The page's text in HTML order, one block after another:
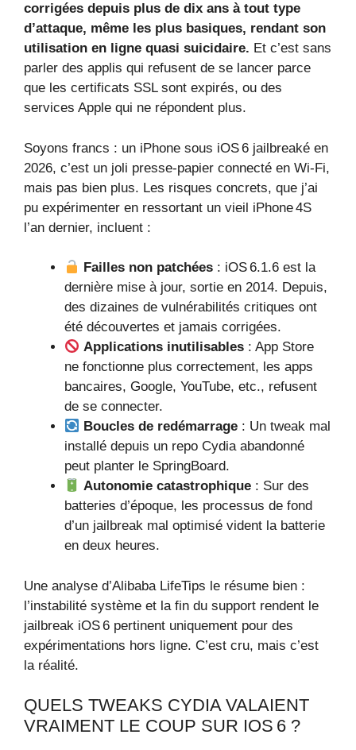
corrigées depuis plus de dix ans à tout type
d’attaque, même les plus basiques, rendant son
utilisation en ligne quasi suicidaire. Et c’est sans
parler des applis qui refusent de se lancer parce
que les certificats SSL sont expirés, ou des
services Apple qui ne répondent plus.
Soyons francs : un iPhone sous iOS 6 jailbreaké en
2026, c’est un joli presse-papier connecté en Wi-Fi,
mais pas bien plus. Les risques concrets, que j’ai
pu expérimenter en ressortant un vieil iPhone 4S
l’an dernier, incluent :
Failles non patchées : iOS 6.1.6 est la
dernière mise à jour, sortie en 2014. Depuis,
des dizaines de vulnérabilités critiques ont
été découvertes et jamais corrigées.
Applications inutilisables : App Store
ne fonctionne plus correctement, les apps
bancaires, Google, YouTube, etc., refusent
de se connecter.
Boucles de redémarrage : Un tweak mal
installé depuis un repo Cydia abandonné
peut planter le SpringBoard.
Autonomie catastrophique : Sur des
batteries d’époque, les processus de fond
d’un jailbreak mal optimisé vident la batterie
en deux heures.
Une analyse d’Alibaba LifeTips le résume bien :
l’instabilité système et la fin du support rendent le
jailbreak iOS 6 pertinent uniquement pour des
expérimentations hors ligne. C’est cru, mais c’est
la réalité.
QUELS TWEAKS CYDIA VALAIENT
VRAIMENT LE COUP SUR IOS 6 ?